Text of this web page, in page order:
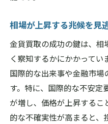
相場が上昇する兆候を見
金貨買取の成功の鍵は、
く察知するかにかかって
国際的な出来事や金融市場
す。特に、国際的な不安
が増し、価格が上昇するこ
的な不確実性が高まると